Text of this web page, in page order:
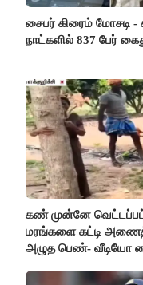
சைபர் கிரைம் மோசடி -
நாட்களில் 837 பேர்
கண் முன்னே
மரங்களை கட்டி
அழுத பெண்- வீடியோ